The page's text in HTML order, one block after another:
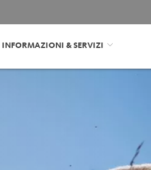
INFORMAZIONI & SERVIZI